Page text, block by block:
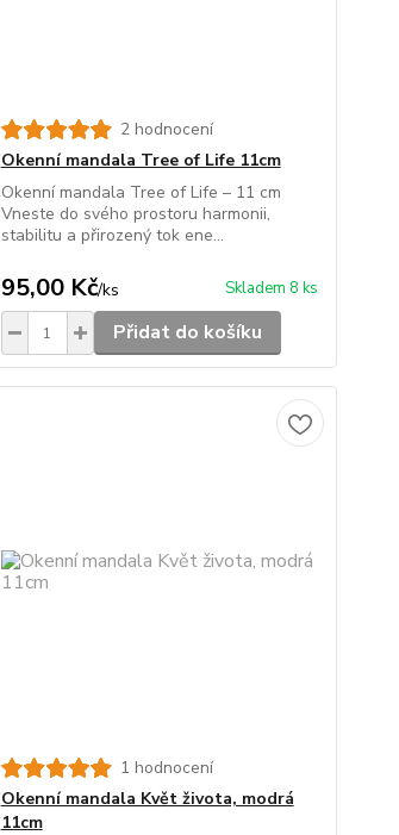
2 hodnocení
Okenní mandala Tree of Life 11cm
Okenní mandala Tree of Life – 11 cm
Vneste do svého prostoru harmonii,
stabilitu a přirozený tok ene...
95,00 Kč/ks Skladem 8 ks
Přidat do košíku
1 hodnocení
Okenní mandala Květ života, modrá
11cm